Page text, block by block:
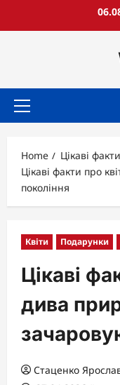
Primary
Home
Цікаві факти
Цікаві факти про
покоління
Квіти Подарунки
Цікаві
дива
Стаценко